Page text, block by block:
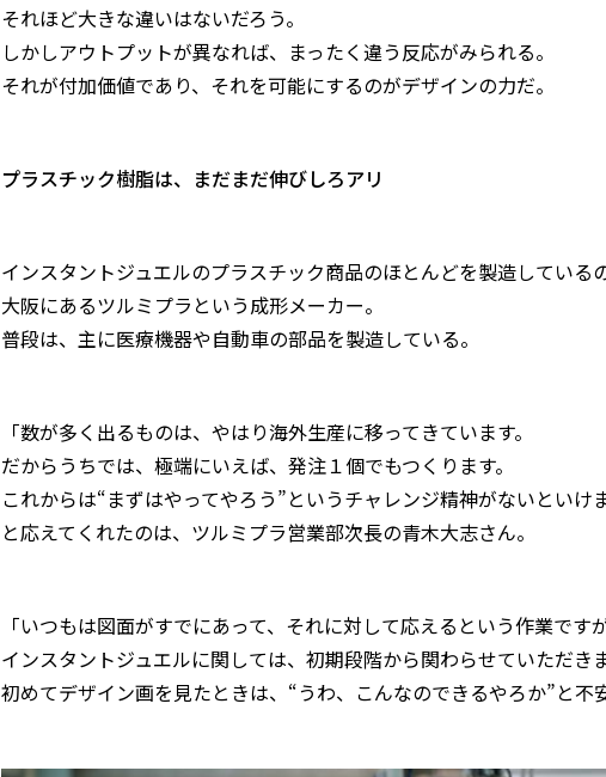
それほど大きな違いはないだろう。
しかしアウトプットが異なれば、まったく違う反応がみられる。
それが付加価値であり、それを可能にするのがデザインの力だ。
プラスチック樹脂は、まだまだ伸びしろアリ
インスタントジュエルのプラスチック商品のほとんどを製造している
大阪にあるツルミプラという成形メーカー。
普段は、主に医療機器や自動車の部品を製造している。
「数が多く出るものは、やはり海外生産に移ってきています。
だからうちでは、極端にいえば、発注１個でもつくります。
これからは“まずはやってやろう”というチャレンジ精神がないといけ
と応えてくれたのは、ツルミプラ営業部次長の青木大志さん。
「いつもは図面がすでにあって、それに対して応えるという作業です
インスタントジュエルに関しては、初期段階から関わらせていただき
初めてデザイン画を見たときは、“うわ、こんなのできるやろか”と不